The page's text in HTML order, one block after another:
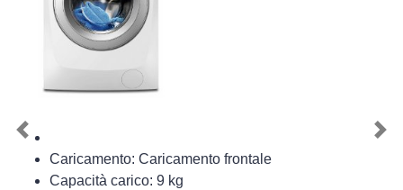
Caricamento: Caricamento frontale
Capacità carico: 9 kg
Previous